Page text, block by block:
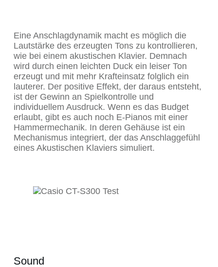
Eine Anschlagdynamik macht es möglich die
Lautstärke des erzeugten Tons zu kontrollieren,
wie bei einem akustischen Klavier. Demnach
wird durch einen leichten Duck ein leiser Ton
erzeugt und mit mehr Krafteinsatz folglich ein
lauterer. Der positive Effekt, der daraus entsteht,
ist der Gewinn an Spielkontrolle und
individuellem Ausdruck. Wenn es das Budget
erlaubt, gibt es auch noch E-Pianos mit einer
Hammermechanik. In deren Gehäuse ist ein
Mechanismus integriert, der das Anschlaggefühl
eines Akustischen Klaviers simuliert.
Sound